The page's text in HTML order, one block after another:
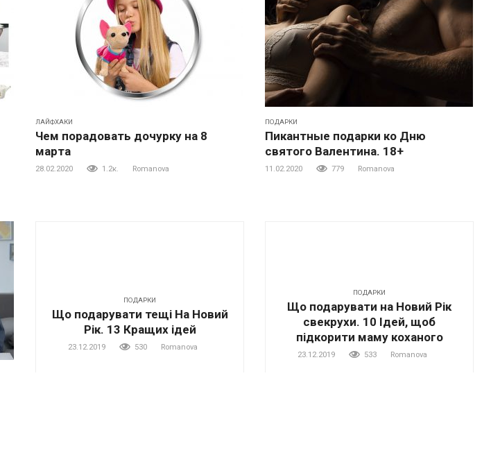
ЛАЙФХАКИ
Чем порадовать дочурку на 8
марта
28.02.2020 1.2к. Romanova
ПОДАРКИ
Пикантные подарки ко Дню
святого Валентина. 18+
11.02.2020 779 Romanova
ПОДАРКИ
Що подарувати тещі На Новий
Рік. 13 Кращих ідей
23.12.2019 530 Romanova
ПОДАРКИ
Що подарувати на Новий Рік
свекрухи. 10 Ідей, щоб
підкорити маму коханого
23.12.2019 533 Romanova